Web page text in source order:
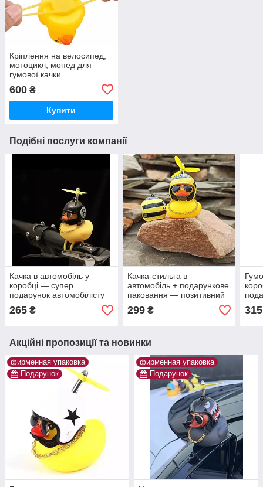
Кріплення на велосипед,
мотоцикл, мопед для
гумової качки
600 ₴
Купити
Подібні послуги компанії
Качка в автомобіль у
коробці — супер
подарунок автомобілісту
265 ₴
Качка-стильга в
автомобіль + подарункове
паковання — позитивний
подарунок у коробці/
стильний аксесур
299₴ 315
Акційні пропозиції та новинки
фирменная упаковка
Подарунок
фирменная упаковка
Подарунок